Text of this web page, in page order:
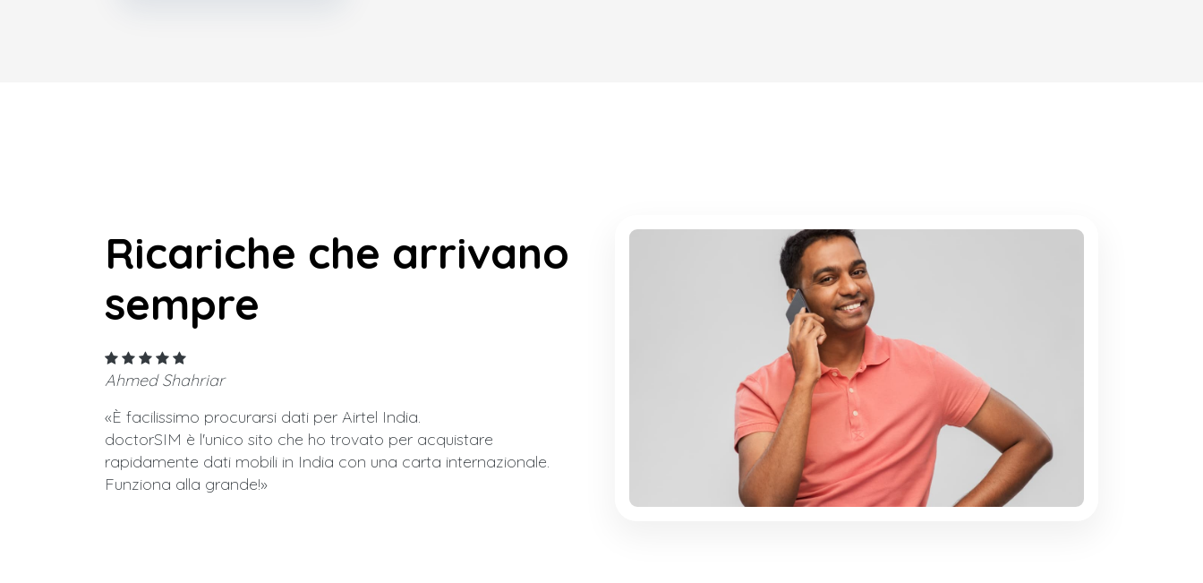
Ricariche che arrivano
sempre
Ahmed Shahriar
«È facilissimo procurarsi dati per Airtel India.
doctorSIM è l'unico sito che ho trovato per acquistare
rapidamente dati mobili in India con una carta internazionale.
Funziona alla grande!»